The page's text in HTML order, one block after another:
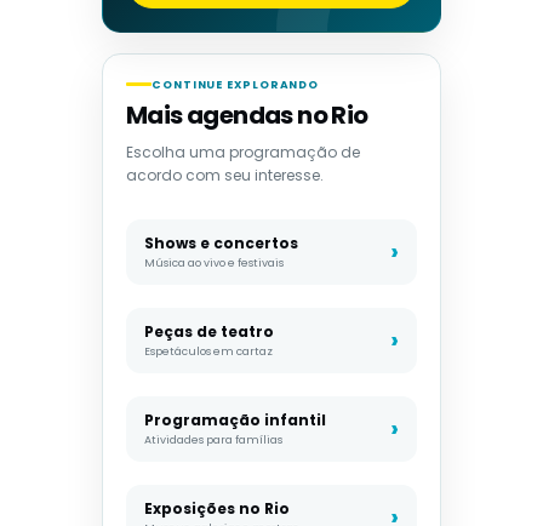
CONTINUE EXPLORANDO
Mais agendas no Rio
Escolha uma programação de
acordo com seu interesse.
Shows e concertos
Música ao vivo e festivais
Peças de teatro
Espetáculos em cartaz
Programação infantil
Atividades para famílias
Exposições no Rio